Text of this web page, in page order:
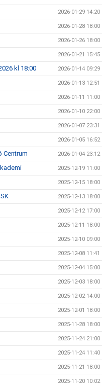
2026-01-29 14:20
2026-01-28 18:00
2026-01-26 18:00
2026-01-21 15:45
kl 18:00 2026-01-14 09:29
2026-01-13 12:51
2026-01-11 11:00
2026-01-10 22:00
2026-01-07 23:31
2026-01-05 16:52
Centrum 2026-01-04 23:12
2025-12-19 11:00
2025-12-15 18:00
2025-12-13 18:00
2025-12-12 17:00
2025-12-11 18:00
2025-12-10 09:00
2025-12-08 11:41
2025-12-04 15:00
2025-12-03 18:00
2025-12-02 14:00
2025-12-01 18:00
2025-11-28 18:00
2025-11-24 21:00
2025-11-24 11:40
2025-11-21 18:00
2025-11-20 10:02